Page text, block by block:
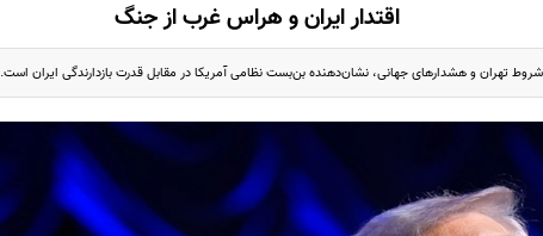
اقتدار ایران و هراس غرب از جنگ
شروط تهران و هشدار‌های جهانی، نشان‌دهنده بن‌بست نظامی آمریکا در مقابل قدرت بازدارندگی ایران است.